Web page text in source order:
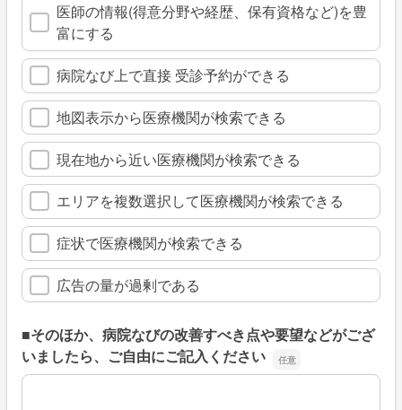
医師の情報(得意分野や経歴、保有資格など)を豊
富にする
病院なび上で直接 受診予約ができる
地図表示から医療機関が検索できる
現在地から近い医療機関が検索できる
エリアを複数選択して医療機関が検索できる
症状で医療機関が検索できる
広告の量が過剰である
■そのほか、病院なびの改善すべき点や要望などがござ
いましたら、ご自由にご記入ください
■そのほか、病院なびの改善すべき点や要望などがござい